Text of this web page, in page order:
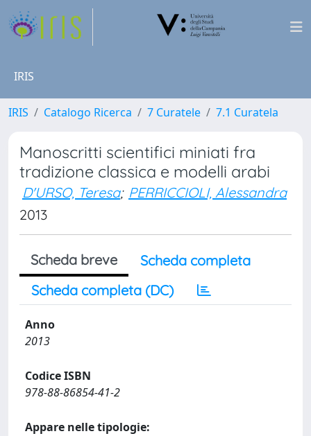
IRIS
IRIS Catalogo Ricerca 7 Curatele 7.1 Curatela
Manoscritti scientifici miniati fra
tradizione classica e modelli arabi
D'URSO, Teresa; PERRICCIOLI, Alessandra
2013
Scheda breve
Scheda completa
Scheda completa (DC)
Anno
2013
Codice ISBN
978-88-86854-41-2
Appare nelle tipologie: